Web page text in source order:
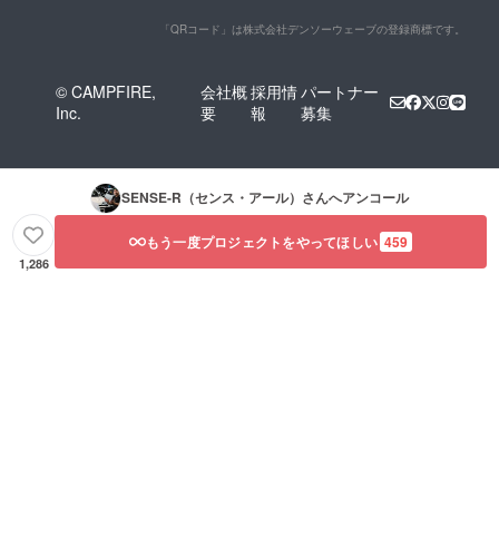
「QRコード」は株式会社デンソーウェーブの登録商標です。
© CAMPFIRE,
Inc.
会社概
要
採用情
報
パートナー
募集
SENSE-R（センス・アール） さんへアンコール
1,286
もう一度プロジェクトをやってほしい 459